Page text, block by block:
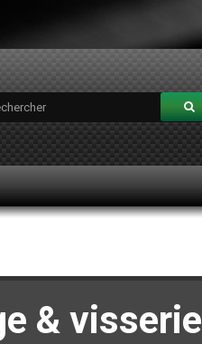
& visserie